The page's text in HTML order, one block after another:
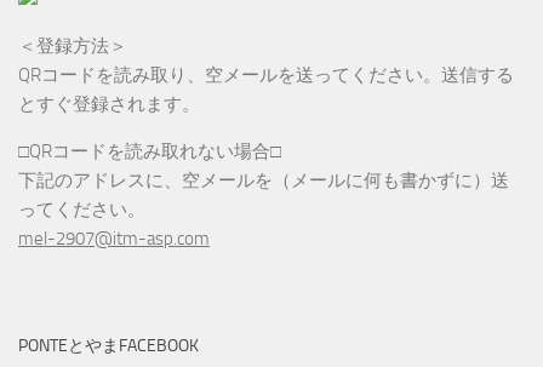
＜登録方法＞
QRコードを読み取り、空メールを送ってください。送信する
とすぐ登録されます。
□QRコードを読み取れない場合□
下記のアドレスに、空メールを（メールに何も書かずに）送
ってください。
mel-2907@itm-asp.com
PONTEとやまFACEBOOK